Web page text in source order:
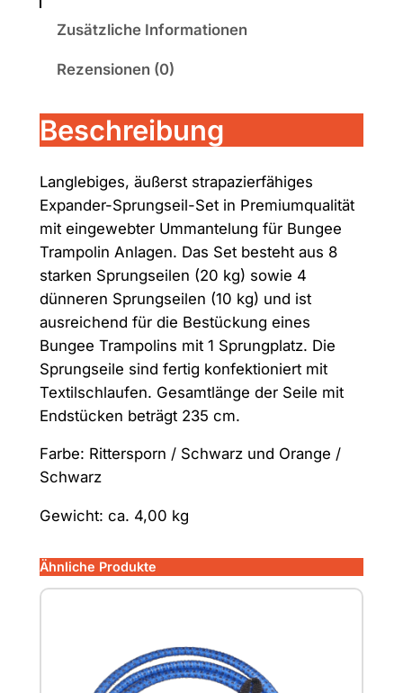
e
u
n
g
s
e
-
S
e
t
2
5
c
-
i
n
Zusätzliche Informationen
Rezensionen (0)
Beschreibung
Langlebiges, äußerst strapazierfähiges
Expander-Sprungseil-Set in Premiumqualität
mit eingewebter Ummantelung für Bungee
Trampolin Anlagen. Das Set besteht aus 8
starken Sprungseilen (20 kg) sowie 4
dünneren Sprungseilen (10 kg) und ist
ausreichend für die Bestückung eines
Bungee Trampolins mit 1 Sprungplatz. Die
Sprungseile sind fertig konfektioniert mit
Textilschlaufen. Gesamtlänge der Seile mit
Endstücken beträgt 235 cm.
Farbe: Rittersporn / Schwarz und Orange /
Schwarz
Gewicht: ca. 4,00 kg
Ähnliche Produkte